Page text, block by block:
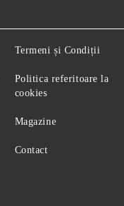
Termeni și Condiții
Politica referitoare la
cookies
Magazine
Contact